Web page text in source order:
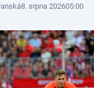
8. srpna 202605:00